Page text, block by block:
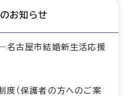
お知らせ
名古屋市結婚新生活応援
度（保護者の方へのご案